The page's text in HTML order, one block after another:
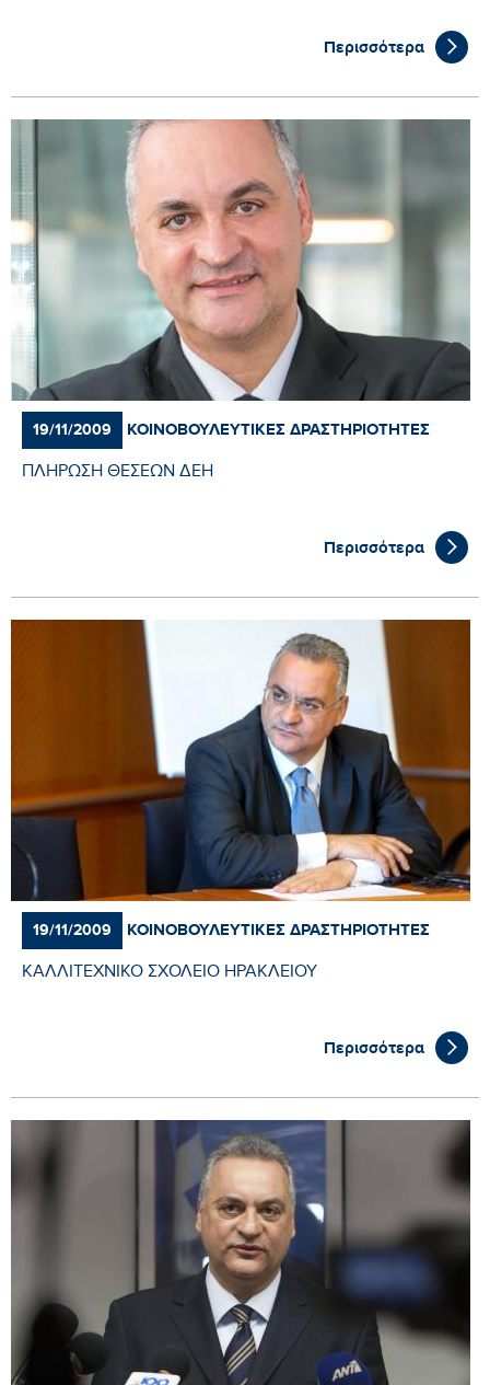
Περισσότερα
19/11/2009 ΚΟΙΝΟΒΟΥΛΕΥΤΙΚΈΣ ΔΡΑΣΤΗΡΙΌΤΗΤΕΣ
ΠΛΗΡΩΣΗ ΘΕΣΕΩΝ ΔΕΗ
Περισσότερα
19/11/2009 ΚΟΙΝΟΒΟΥΛΕΥΤΙΚΈΣ ΔΡΑΣΤΗΡΙΌΤΗΤΕΣ
ΚΑΛΛΙΤΕΧΝΙΚΟ ΣΧΟΛΕΙΟ ΗΡΑΚΛΕΙΟΥ
Περισσότερα